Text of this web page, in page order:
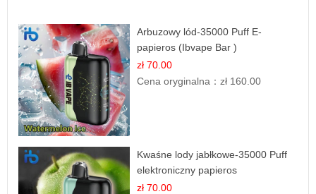
Arbuzowy lód-35000 Puff E-
papieros (Ibvape Bar )
zł 70.00
Cena oryginalna：zł 160.00
Kwaśne lody jabłkowe-35000 Puff
elektroniczny papieros
zł 70.00